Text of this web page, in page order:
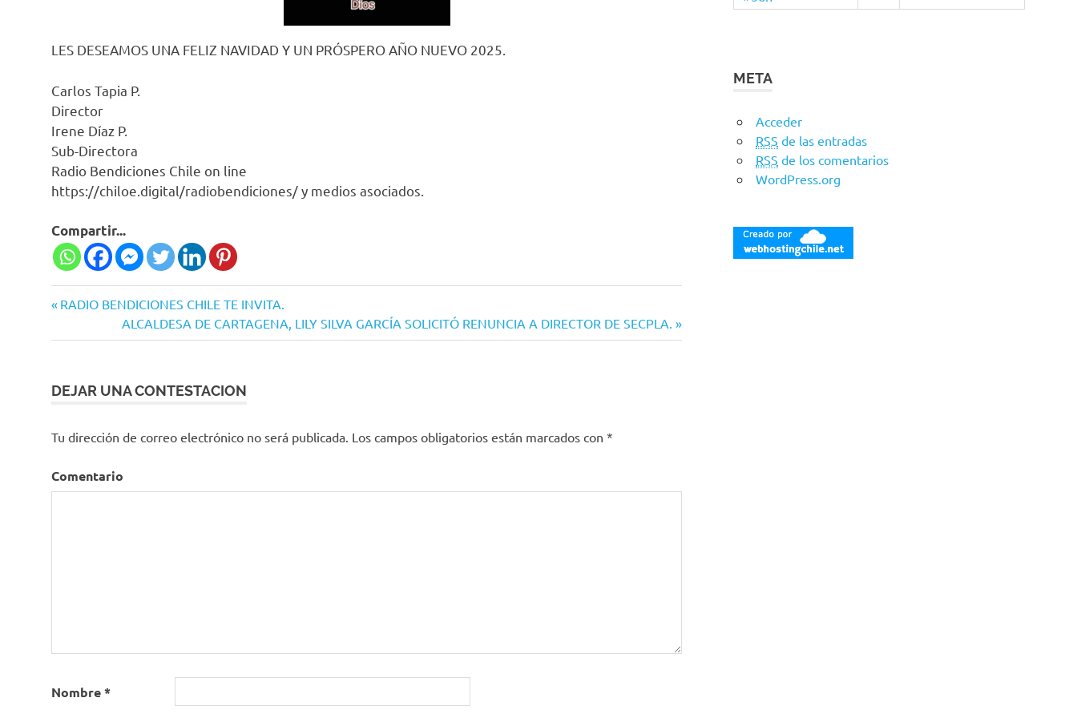
LES DESEAMOS UNA FELIZ NAVIDAD Y UN PRÓSPERO AÑO NUEVO 2025.
Carlos Tapia P.
Director
Irene Díaz P.
Sub-Directora
Radio Bendiciones Chile on line
https://chiloe.digital/radiobendiciones/ y medios asociados.
Compartir...
Navegación
entradas
Entrada
RADIO BENDICIONES CHILE TE INVITA.
Siguiente
entrada:
ALCALDESA DE CARTAGENA, LILY SILVA GARCÍA SOLICITÓ RENUNCIA A DIRECTOR DE SECPLA.
DEJAR UNA CONTESTACION
Tu dirección de correo electrónico no será publicada. Los campos obligatorios están marcados con *
Comentario
Nombre*
META
Acceder
RSS de las entradas
RSS de los comentarios
WordPress.org